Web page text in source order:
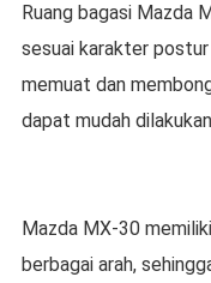
Ruang bagasi Mazda
sesuai karakter
memuat dan
dapat mudah
Mazda MX-30
berbagai arah,